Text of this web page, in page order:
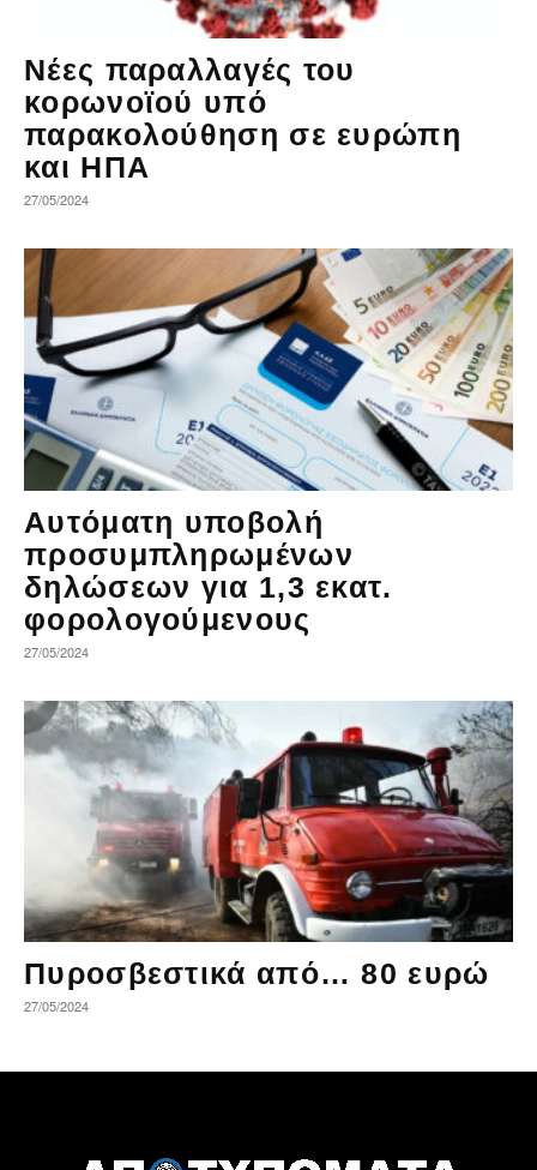
Νέες παραλλαγές του
κορωνοϊού υπό
παρακολούθηση σε ευρώπη
και ΗΠΑ
27/05/2024
Αυτόματη υποβολή
προσυμπληρωμένων
δηλώσεων για 1,3 εκατ.
φορολογούμενους
27/05/2024
Πυροσβεστικά από… 80 ευρώ
27/05/2024